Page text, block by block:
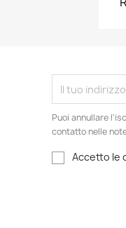
Puoi annullare
contatto nelle
Accetto le